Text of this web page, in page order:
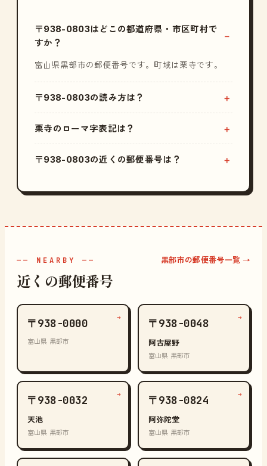
〒938-0803はどこの都道府県・市区町村で
すか？
富山県黒部市の郵便番号です。町域は栗寺です。
〒938-0803の読み方は？
栗寺のローマ字表記は？
〒938-0803の近くの郵便番号は？
—— NEARBY ——
近くの郵便番号
黒部市の郵便番号一覧 →
〒938-0000
富山県 黒部市
→ 〒938-0048
阿古屋野
富山県 黒部市
→
〒938-0032
天池
富山県 黒部市
→ 〒938-0824
阿弥陀堂
富山県 黒部市
→